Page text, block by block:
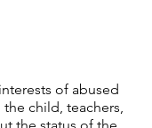
of abused
child, teachers,